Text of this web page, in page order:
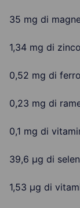
35 mg di
1,34 mg di zinco
0,52 mg di ferro
0,23 mg di
0,1 mg di
39,6 µg di
1,53 µg di